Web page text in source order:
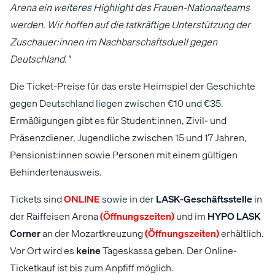
Arena ein weiteres Highlight des Frauen-Nationalteams
werden. Wir hoffen auf die tatkräftige Unterstützung der
Zuschauer:innen im Nachbarschaftsduell gegen
Deutschland."
Die Ticket-Preise für das erste Heimspiel der Geschichte
gegen Deutschland liegen zwischen €10 und €35.
Ermäßigungen gibt es für Student:innen, Zivil- und
Präsenzdiener, Jugendliche zwischen 15 und 17 Jahren,
Pensionist:innen sowie Personen mit einem gültigen
Behindertenausweis.
Tickets sindONLINEsowie in derLASK-Geschäftsstellein
der Raiffeisen Arena(Öffnungszeiten)und im HYPO LASK
Corneran der Mozartkreuzung(Öffnungszeiten)erhältlich.
Vor Ort wird es keineTageskassa geben. Der Online-
Ticketkauf ist bis zum Anpfiff möglich.